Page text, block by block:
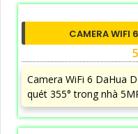
CAMERA WIFI
Camera WiFi 6 DaHua
quét 355° trong nhà